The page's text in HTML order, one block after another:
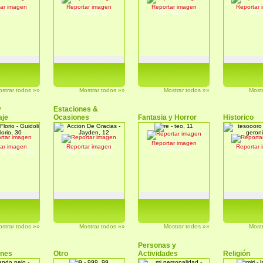
imagen
err
11
todos »»
Reportar imagen
jhon keneri
Por: david, 11
Mostrar todos »»
Reportar imagen
Bandera
Por: Maia, 7
Mostrar todos »»
Reportar
Por:
imagen
Florio
Florio, 30
todos »»
Estaciones &
Ocasiones
Reportar imagen
Accion De Gracias
Por: Jayden, 12
Mostrar todos »»
Fantasia y Horror
Reportar imagen
re
Por: teo, 11
Mostrar todos »»
Historico
Reportar
tesoooro
Por:
Otro
Personas y
Actividades
Religión